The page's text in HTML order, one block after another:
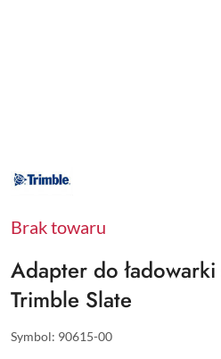
NAZWA
PRODUCENTA:
Brak towaru
Adapter do
Trimble Slate
Symbol: 90615-00